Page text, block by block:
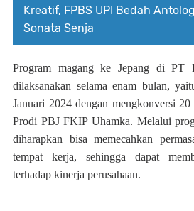
Kreatif, FPBS UPI Bedah
Sonata Senja
Program magang ke Jepang di PT
dilaksanakan selama enam bulan,
Januari 2024 dengan mengkonversi
Prodi PBJ FKIP Uhamka. Melalui
diharapkan bisa memecahkan
tempat kerja, sehingga dapat
terhadap kinerja perusahaan.